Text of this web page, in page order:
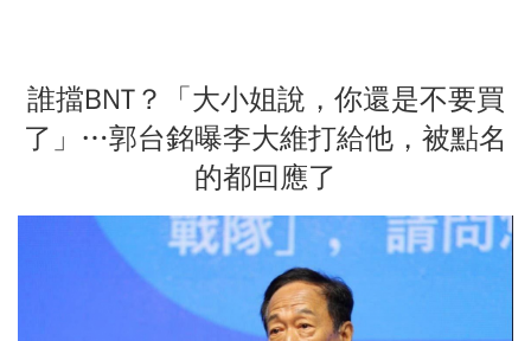
誰擋BNT？「大小姐說，你還是不要買
了」…郭台銘曝李大維打給他，被點名
的都回應了